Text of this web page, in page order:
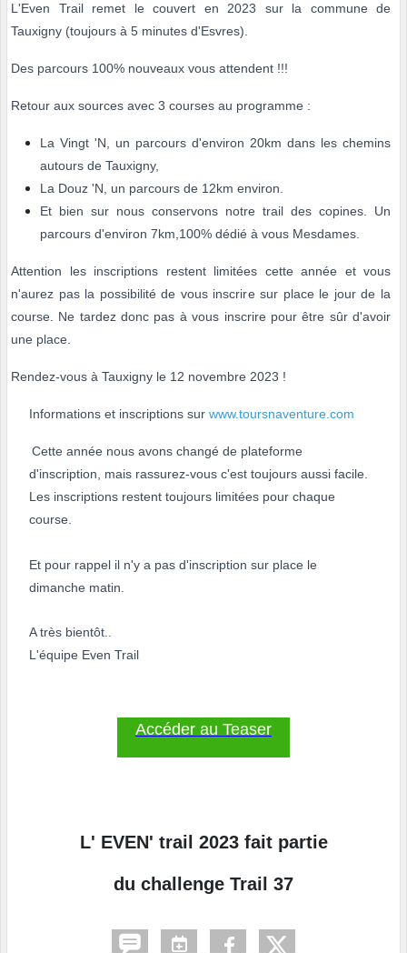
L'Even Trail remet le couvert en 2023 sur la commune de
Tauxigny (toujours à 5 minutes d'Esvres).
Des parcours 100% nouveaux vous attendent !!!
Retour aux sources avec 3 courses au programme :
La Vingt 'N, un parcours d'environ 20km dans les chemins
autours de Tauxigny,
La Douz 'N, un parcours de 12km environ.
Et bien sur nous conservons notre trail des copines. Un
parcours d'environ 7km,100% dédié à vous Mesdames.
Attention les inscriptions restent limitées cette année et vous
n'aurez pas la possibilité de vous inscrire sur place le jour de la
course. Ne tardez donc pas à vous inscrire pour être sûr d'avoir
une place.
Rendez-vous à Tauxigny le 12 novembre 2023 !
Informations et inscriptions sur www.toursnaventure.com
Cette année nous avons changé de plateforme
d'inscription, mais rassurez-vous c'est toujours aussi facile.
Les inscriptions restent toujours limitées pour chaque
course.
Et pour rappel il n'y a pas d'inscription sur place le
dimanche matin.
A très bientôt..
L'équipe Even Trail
Accéder au Teaser
L' EVEN' trail 2023 fait partie
du challenge Trail 37